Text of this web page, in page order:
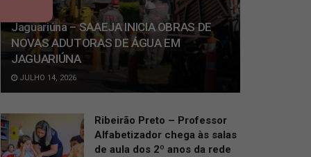
Jaguariúna – SAAEJA INICIA OBRAS DE
NOVAS ADUTORAS DE ÁGUA EM
JAGUARIÚNA
JULHO 14, 2026
Ribeirão Preto – Professor
Alfabetizador chega às salas
de aula dos 2º anos da rede